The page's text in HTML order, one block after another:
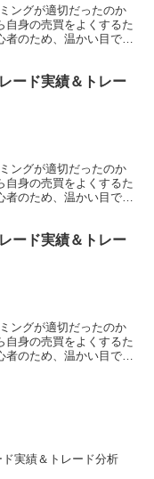
ングが適切だったのか
自身の売買をよくするた
者のため、温かい目でお
ード実績＆トレー
ングが適切だったのか
自身の売買をよくするた
者のため、温かい目でお
ード実績＆トレー
ングが適切だったのか
自身の売買をよくするた
者のため、温かい目でお
実績＆トレード分析